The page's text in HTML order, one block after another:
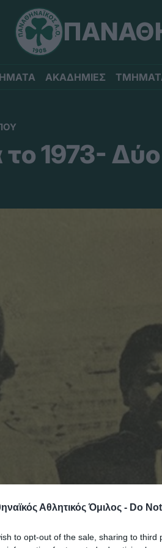
Αθλητικός Όμιλος - Do
to opt-out of the sale, sharing to
ΑΚΑΔΗΜΙΕΣ
1973-